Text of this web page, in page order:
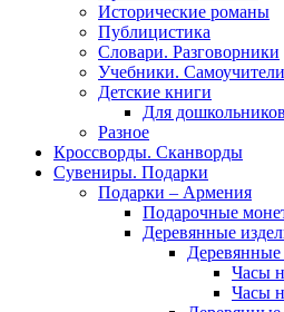
Исторические романы
Публицистика
Словари. Разговорники
Учебники. Самоучители
Детские книги
Для
Разное
Кроссворды. Сканворды
Сувениры. Подарки
Подарки – Армения
Подарочные
Деревянные
Часы
Часы